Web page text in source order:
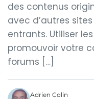
des contenus
avec d’autres
entrants. Utiliser
promouvoir votre
forums […]
Adrien Colin